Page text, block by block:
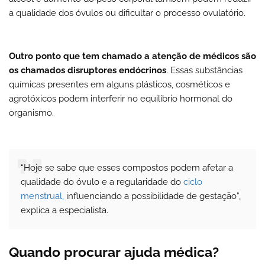
a qualidade dos óvulos ou dificultar o processo ovulatório.
Outro ponto que tem chamado a atenção de médicos são
os chamados disruptores endócrinos. Essas substâncias
químicas presentes em alguns plásticos, cosméticos e
agrotóxicos podem interferir no equilíbrio hormonal do
organismo.
“Hoje se sabe que esses compostos podem afetar a
qualidade do óvulo e a regularidade do ciclo
menstrual, influenciando a possibilidade de gestação”,
explica a especialista.
Quando procurar ajuda médica?